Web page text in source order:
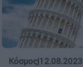
Κόσμος|